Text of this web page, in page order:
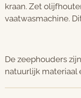
kraan. Zet
vaatwasmachine.
De zeephouders
natuurlijk materiaal